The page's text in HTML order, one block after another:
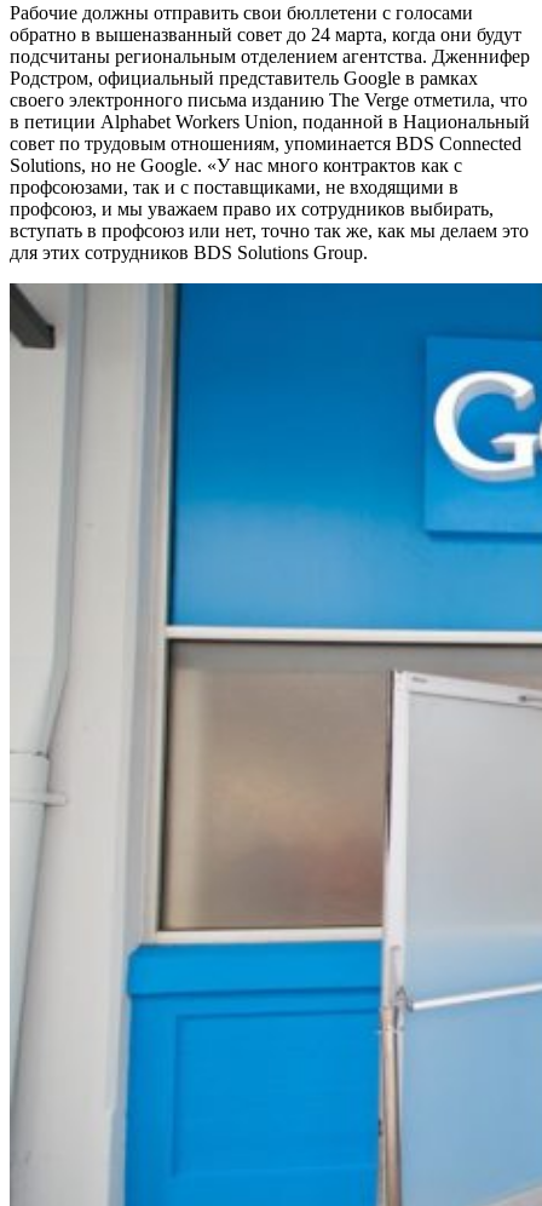
Рабочие должны отправить свои бюллетени с голосами
обратно в вышеназванный совет до 24 марта, когда они будут
подсчитаны региональным отделением агентства. Дженнифер
Родстром, официальный представитель Google в рамках
своего электронного письма изданию The Verge отметила, что
в петиции Alphabet Workers Union, поданной в Национальный
совет по трудовым отношениям, упоминается BDS Connected
Solutions, но не Google. «У нас много контрактов как с
профсоюзами, так и с поставщиками, не входящими в
профсоюз, и мы уважаем право их сотрудников выбирать,
вступать в профсоюз или нет, точно так же, как мы делаем это
для этих сотрудников BDS Solutions Group.